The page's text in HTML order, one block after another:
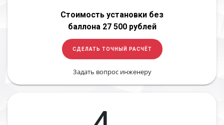
Стоимость установки без
баллона 27 500 рублей
СДЕЛАТЬ ТОЧНЫЙ РАСЧЁТ
Задать вопрос инженеру